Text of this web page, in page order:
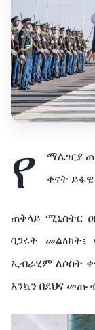
የ
ማሌዢያ
ቀናት
ጠቅላይ ሚኒስትር
ባጋሩት
ኢብራሂም ለሶስት
እንኳን በደህና መጡ